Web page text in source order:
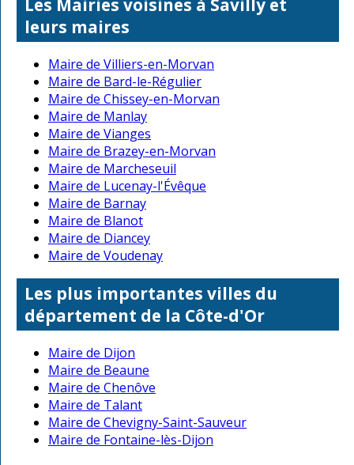
Les Mairies voisines à Savilly et
leurs maires
Maire de Villiers-en-Morvan
Maire de Bard-le-Régulier
Maire de Chissey-en-Morvan
Maire de Manlay
Maire de Vianges
Maire de Brazey-en-Morvan
Maire de Marcheseuil
Maire de Lucenay-l'Évêque
Maire de Barnay
Maire de Blanot
Maire de Diancey
Maire de Voudenay
Les plus importantes villes du
département de la Côte-d'Or
Maire de Dijon
Maire de Beaune
Maire de Chenôve
Maire de Talant
Maire de Chevigny-Saint-Sauveur
Maire de Fontaine-lès-Dijon